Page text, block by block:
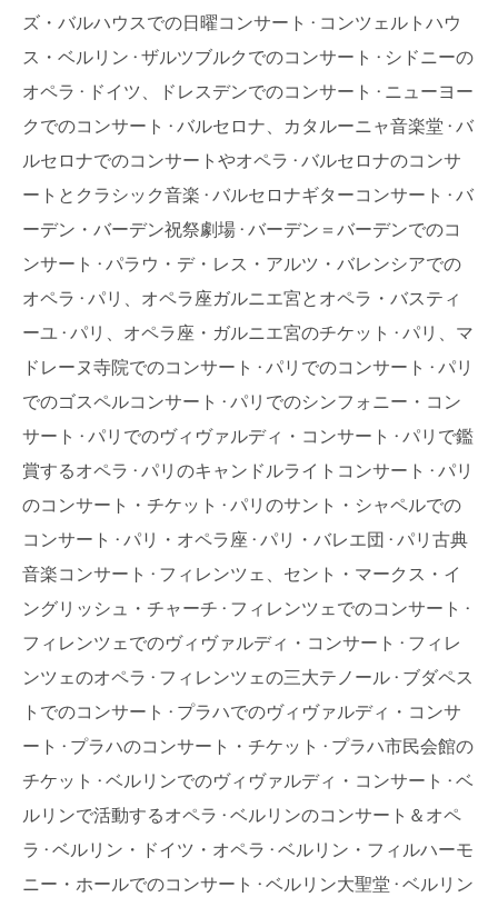
ズ・バルハウスでの日曜コンサート
コンツェルトハウ
ス・ベルリン
ザルツブルクでのコンサート
シドニーの
オペラ
ドイツ、ドレスデンでのコンサート
ニューヨー
クでのコンサート
バルセロナ、カタルーニャ音楽堂
バ
ルセロナでのコンサートやオペラ
バルセロナのコンサ
ートとクラシック音楽
バルセロナギターコンサート
バ
ーデン・バーデン祝祭劇場 バーデン＝バーデンでのコ
ンサート
パラウ・デ・レス・アルツ・バレンシアでの
オペラ
パリ、オペラ座ガルニエ宮とオペラ・バスティ
ーユ パリ、オペラ座・ガルニエ宮のチケット
パリ、マ
ドレーヌ寺院でのコンサート
パリでのコンサート
パリ
でのゴスペルコンサート
パリでのシンフォニー・コン
サート
パリでのヴィヴァルディ・コンサート
パリで鑑
賞するオペラ
パリのキャンドルライトコンサート
パリ
のコンサート・チケット
パリのサント・シャペルでの
コンサート
パリ・オペラ座 パリ・バレエ団
パリ古典
音楽コンサート
フィレンツェ、セント・マークス・イ
ングリッシュ・チャーチ
フィレンツェでのコンサート
フィレンツェでのヴィヴァルディ・コンサート
フィレ
ンツェのオペラ
フィレンツェの三大テノール
ブダペス
トでのコンサート
プラハでのヴィヴァルディ・コンサ
ート
プラハのコンサート・チケット
プラハ市民会館の
チケット
ベルリンでのヴィヴァルディ・コンサート
ベ
ルリンで活動するオペラ
ベルリンのコンサート＆オペ
ラ
ベルリン・ドイツ・オペラ
ベルリン・フィルハーモ
ニー・ホールでのコンサート
ベルリン大聖堂
ベルリン